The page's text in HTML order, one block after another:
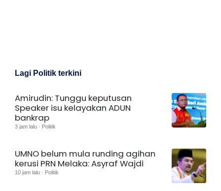
Lagi Politik terkini
Amirudin: Tunggu keputusan
Speaker isu kelayakan ADUN
bankrap
3 jam lalu · Politik
UMNO belum mula runding agihan
kerusi PRN Melaka: Asyraf Wajdi
10 jam lalu · Politik